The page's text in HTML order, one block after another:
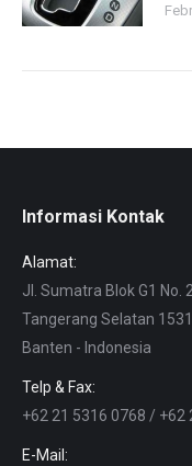
Informasi Kontak
Alamat:
Jl. Sumatra Blok G1 No.
Tangerang Selatan
Banten - Indonesia
Telp & Fax:
+62 21 5316 0768 / +62
E-Mail: